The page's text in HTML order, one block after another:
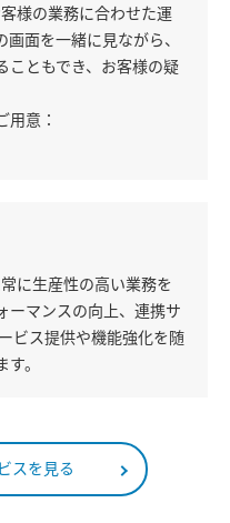
様の業務に合わせた運
面を一緒に見ながら、
こともでき、お客様の疑
用意：
に生産性の高い業務を
ーマンスの向上、連携サ
ビス提供や機能強化を随
。
スを見る